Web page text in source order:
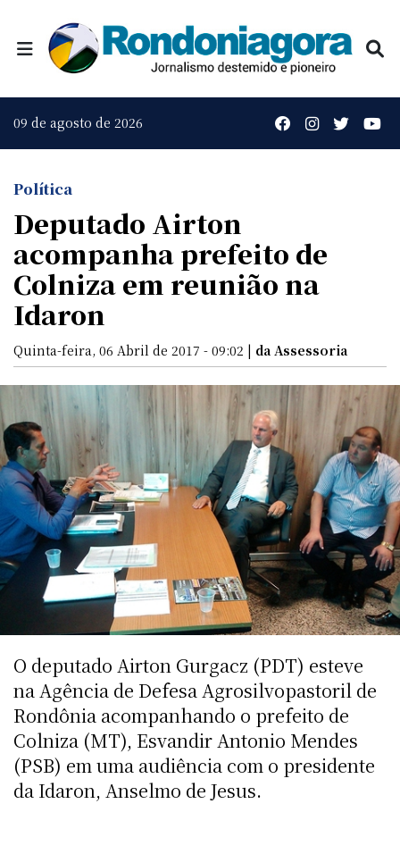
09 de agosto de 2026
Política
Deputado Airton
acompanha prefeito de
Colniza em reunião na
Idaron
Quinta-feira, 06 Abril de 2017 - 09:02 | da Assessoria
O deputado Airton Gurgacz (PDT) esteve
na Agência de Defesa Agrosilvopastoril de
Rondônia acompanhando o prefeito de
Colniza (MT), Esvandir Antonio Mendes
(PSB) em uma audiência com o presidente
da Idaron, Anselmo de Jesus.